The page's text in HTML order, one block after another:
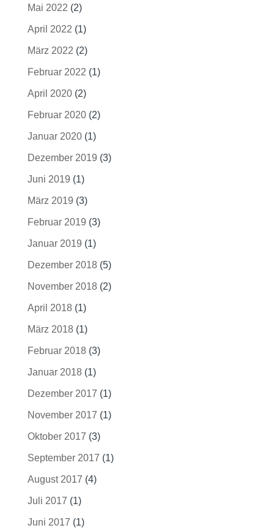
Mai 2022 (2)
April 2022 (1)
März 2022 (2)
Februar 2022 (1)
April 2020(2)
Februar 2020(2)
Januar 2020(1)
Dezember 2019 (3)
Juni 2019 (1)
März 2019 (3)
Februar 2019 (3)
Januar 2019 (1)
Dezember 2018(5)
November 2018(2)
April 2018(1)
März 2018(1)
Februar 2018(3)
Januar 2018(1)
Dezember 2017 (1)
November 2017 (1)
Oktober 2017 (3)
September 2017 (1)
August 2017 (4)
Juli 2017 (1)
Juni 2017 (1)